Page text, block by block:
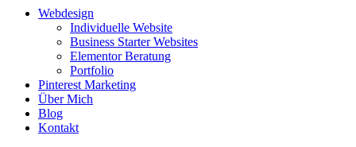
Webdesign
Individuelle Website
Business Starter Websites
Elementor Beratung
Portfolio
Pinterest Marketing
Über Mich
Blog
Kontakt